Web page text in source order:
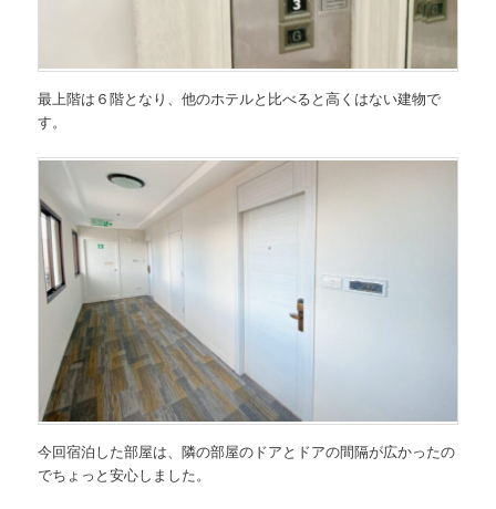
最上階は６階となり、他のホテルと比べると高くはない建物で
す。
今回宿泊した部屋は、隣の部屋のドアとドアの間隔が広かったの
でちょっと安心しました。